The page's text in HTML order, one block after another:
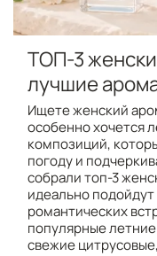
ТОП-3
лучшие
Ищете женский
особенно хочется
композиций,
погоду и
собрали топ-3
идеально
романтических
популярные
свежие